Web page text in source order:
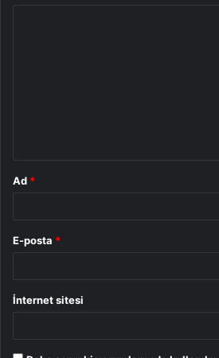
Ad *
E-posta *
İnternet sitesi